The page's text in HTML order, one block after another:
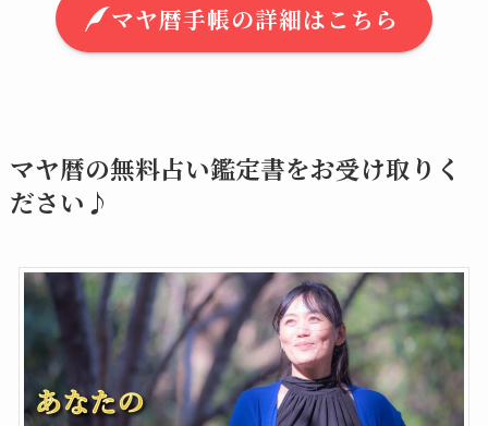
マヤ暦手帳の詳細はこちら
マヤ暦の無料占い鑑定書をお受け取りく
ださい♪